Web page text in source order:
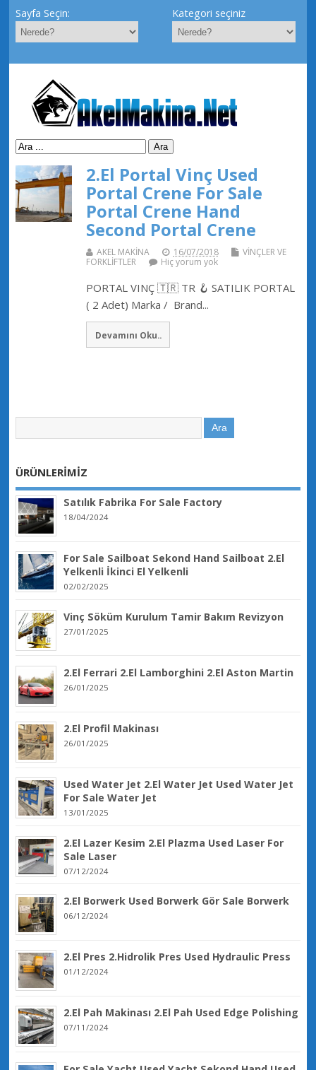
Sayfa Seçin: Kategori seçiniz
2.El Portal Vinç Used
Portal Crene For Sale
Portal Crene Hand
Second Portal Crene
AKEL MAKİNA 16/07/2018
VİNÇLER VE
FORKLİFTLER
Hiç yorum yok
PORTAL VINÇ 🇹🇷 TR 🪝 SATILIK PORTAL
( 2 Adet) Marka / Brand...
Devamını Oku..
ÜRÜNLERİMİZ
Satılık Fabrika For Sale Factory
18/04/2024
For Sale Sailboat Sekond Hand Sailboat 2.El
Yelkenli İkinci El Yelkenli
02/02/2025
Vinç Söküm Kurulum Tamir Bakım Revizyon
27/01/2025
2.El Ferrari 2.El Lamborghini 2.El Aston Martin
26/01/2025
2.El Profil Makinası
26/01/2025
Used Water Jet 2.El Water Jet Used Water Jet
For Sale Water Jet
13/01/2025
2.El Lazer Kesim 2.El Plazma Used Laser For
Sale Laser
07/12/2024
2.El Borwerk Used Borwerk Gör Sale Borwerk
06/12/2024
2.El Pres 2.Hidrolik Pres Used Hydraulic Press
01/12/2024
2.El Pah Makinası 2.El Pah Used Edge Polishing
07/11/2024